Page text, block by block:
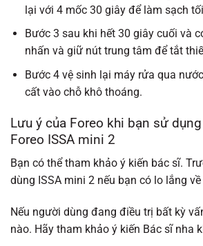
lại với 4 mốc 30 giây để làm sạch
Bước 3 sau khi hết 30 giây cuối và
nhấn và giữ nút trung tâm để tắt
Bước 4 vệ sinh lại máy rửa qua
cất vào chỗ khô thoáng.
Lưu ý của Foreo khi bạn sử dụng
Foreo ISSA mini 2
Bạn có thể tham khảo ý kiến ​​bác sĩ.
dùng ISSA mini 2 nếu bạn có lo lắng về
Nếu người dùng đang điều trị bất kỳ
nào. Hãy tham khảo ý kiến Bác sĩ nha